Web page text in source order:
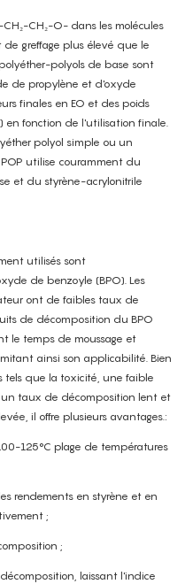
CH₂-O- dans les molécules
greffage plus élevé que le
polyols de base sont
de propylène et d'oxyde
finales en EO et des poids
en fonction de l'utilisation finale.
polyol simple ou un
utilise couramment du
et du styrène-acrylonitrile
utilisés sont
de benzoyle (BPO). Les
ont de faibles taux de
de décomposition du BPO
le temps de moussage et
ainsi son applicabilité. Bien
tels que la toxicité, une faible
un taux de décomposition lent et
il offre plusieurs avantages.:
125°C plage de températures
rendements en styrène et en
;
;
laissant l'indice